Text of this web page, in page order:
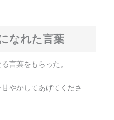
なれた言葉
言葉をもらった。
甘やかしてあげてくださ